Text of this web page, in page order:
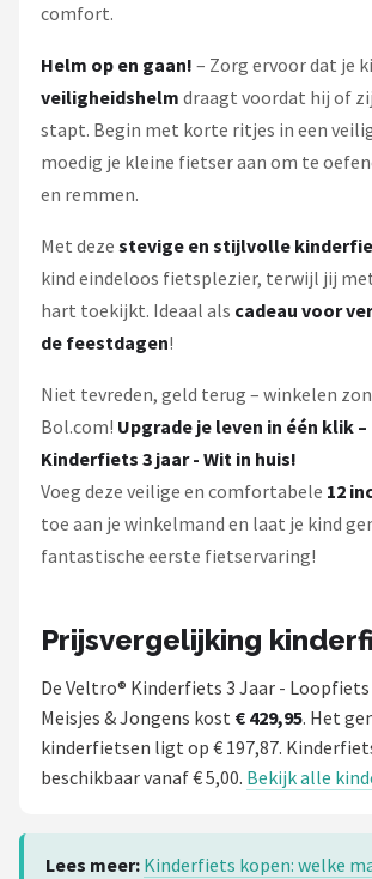
comfort.
Helm op en gaan! – Zorg ervoor dat je
veiligheidshelm draagt voordat hij of
stapt. Begin met korte ritjes in een
moedig je kleine fietser aan om te
en remmen.
Met deze stevige en stijlvolle
kind eindeloos fietsplezier, terwijl jij
hart toekijkt. Ideaal als cadeau voor
de feestdagen!
Niet tevreden, geld terug – winkelen
Bol.com! Upgrade je leven in één klik
Kinderfiets 3 jaar - Wit in huis!
Voeg deze veilige en comfortabele 12
toe aan je winkelmand en laat je kind
fantastische eerste fietservaring!
Prijsvergelijking
De Veltro® Kinderfiets 3 Jaar - Loopfiets
Meisjes & Jongens kost € 429,95. Het
kinderfietsen ligt op € 197,87.
beschikbaar vanaf € 5,00. Bekijk alle
Lees meer: Kinderfiets kopen: welke